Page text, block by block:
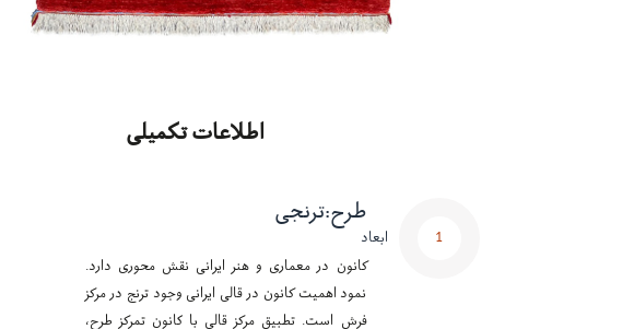
اطلاعات تکمیلی
1 ابعاد
طرح:ترنجی
کانون در معماری و هنر ایرانی نقش محوری دارد.
نمود اهمیت کانون در قالی ایرانی وجود ترنج در مرکز
فرش است. تطبیق مرکز قالی با کانون تمرکز طرح،